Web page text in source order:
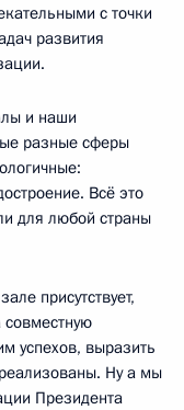
с точки
развития
и наши
разные сферы
Всё это
для любой страны
присутствует,
совместную
успехов, выразить
Ну а мы
Президента